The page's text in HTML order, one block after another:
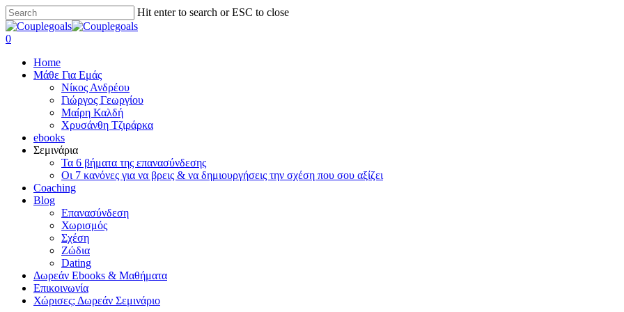
Skip
to
main
Hit enter to search or ESC to close
Close
Search
search
0
Home
Μάθε Για Εμάς
Νίκος Ανδρέου
Γιώργος Γεωργίου
Μαίρη Καλδή
Χρυσάνθη Τζιράρκα
ebooks
Σεμινάρια
Τα 6 βήματα της επανασύνδεσης
Οι 7 κανόνες για να βρεις & να δημιουργήσεις την σχέση που σου αξίζει
Coaching
Blog
Επανασύνδεση
Χωρισμός
Σχέση
Ζώδια
Dating
Δωρεάν Ebooks & Μαθήματα
Επικοινωνία
Χώρισες; Δωρεάν Σεμινάριο